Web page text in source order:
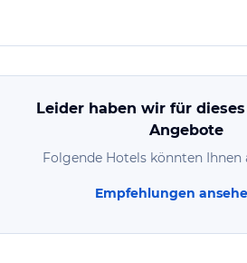
Leider haben wir für
Angebote
Folgende Hotels könnten Ihnen
Empfehlungen